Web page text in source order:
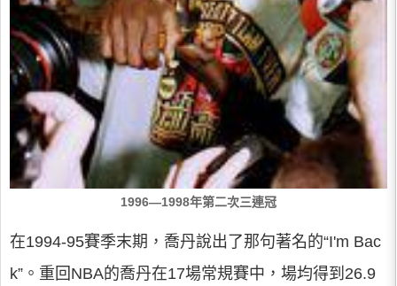
1996—1998年第二次三連冠
在1994-95賽季末期，喬丹說出了那句著名的“I'm Bac
k”。重回NBA的喬丹在17場常規賽中，場均得到26.9